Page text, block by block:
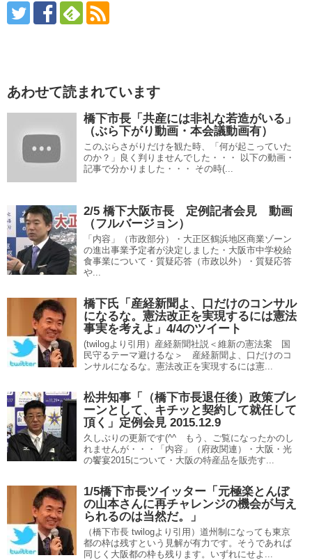
あわせて読まれています
橋下市長「共産には非礼な若造がいる」
（ぶら下がり動画・本会議動画有）
このぶらさがりだけを観た時、「何が起こっていた
のか？」良く判りませんでした・・・ 以下の動画・
記事で分かりました・・・ その時(...
2/5 橋下大阪市長 定例記者会見 動画
（フルバージョン）
「内容」（市政部分）・大正区鶴浜地区商業ゾーン
の進出事業予定者が決定しました・大阪市中学校給
食事業について・質疑応答（市政以外）・質疑応答
や...
橋下氏「産経新聞よ、口だけのコンサル
になるな。憲法改正を実現するには憲法
事実を考えよ」4/4のツイート
(twilogより引用）産経新聞社説＜維新の憲法案 国
民守るテーマ避けるな＞ 産経新聞よ、口だけのコ
ンサルになるな。憲法改正を実現するには憲...
松井知事「（橋下市長退任後）政策ブレ
ーンとして、キチッと契約して就任して
頂く」定例会見 2015.12.9
久しぶりの更新です(^^ゞもう、ご覧になったかのし
れませんが・・・「内容」（府政関連）・大阪・光
の饗宴2015について・大阪の特産品を販売す...
1/5橋下市長ツイッター「元極楽とんぼ
の山本さんに再チャレンジの機会が与え
られるのは当然だ。」
（橋下市長 twilogより引用）道州制になっても東京
都の枠は残すという見解が有力です。そうであれば
同じく大阪都の枠も残ります。いずれにせよ...